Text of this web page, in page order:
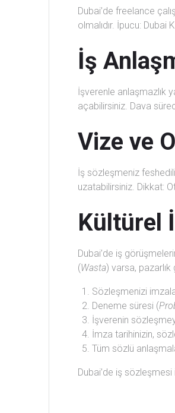
Dubai’de freelance
olmalıdır. İpucu: Dubai
İş
İşverenle anlaşmazlık
açabilirsiniz. Dava
Vize ve
İş sözleşmeniz
uzatabilirsiniz. Dikkat:
Kültürel
Dubai’de iş
(Wasta) varsa, pazarlık
Sözleşmenizi
Deneme süresi (
İşverenin
İmza tarihinizin,
Tüm sözlü
Dubai’de iş sözleşmesi